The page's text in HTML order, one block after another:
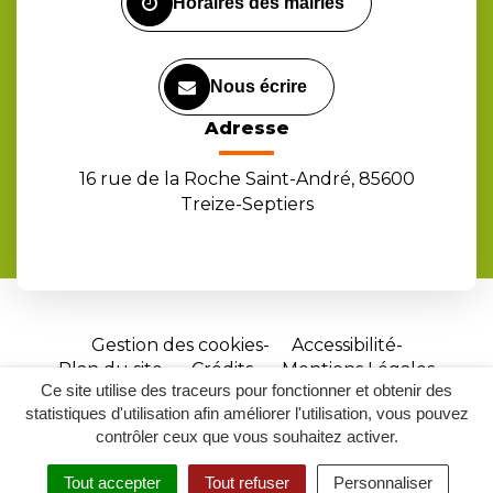
Ce site utilise des traceurs pour fonctionner et obtenir des
statistiques d'utilisation afin améliorer l'utilisation, vous pouvez
contrôler ceux que vous souhaitez activer.
Tout accepter Tout refuser Personnaliser
Nous écrire
Adresse
16 rue de la Roche Saint-André, 85600
Treize-Septiers
Gestion des cookies
Accessibilité
Plan du site
Crédits
Mentions Légales
Site
réalisé
par
Inovagora